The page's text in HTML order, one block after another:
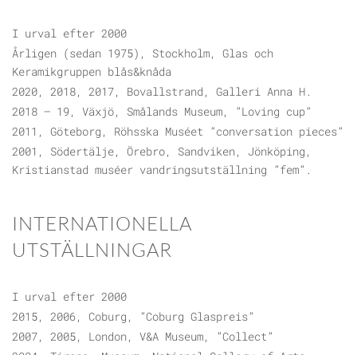
I urval efter 2000
Årligen (sedan 1975), Stockholm, Glas och
Keramikgruppen blås&knåda
2020, 2018, 2017, Bovallstrand, Galleri Anna H.
2018 – 19, Växjö, Smålands Museum, ”Loving cup”
2011, Göteborg, Röhsska Muséet ”conversation pieces”
2001, Södertälje, Örebro, Sandviken, Jönköping,
Kristianstad muséer vandringsutställning ”fem”.
INTERNATIONELLA
UTSTÄLLNINGAR
I urval efter 2000
2015, 2006, Coburg, ”Coburg Glaspreis”
2007, 2005, London, V&A Museum, ”Collect”